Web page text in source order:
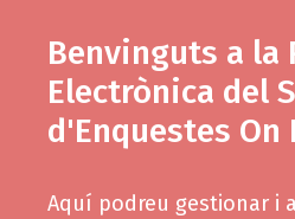
Benvinguts a la
Electrònica del
d'Enquestes On
Aquí podreu gestionar i